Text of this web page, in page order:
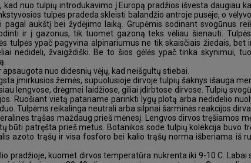
kad nuo tulpių introdukavimo į Europą pradžios išvesta daugiau
tulpės pradeda skleisti balandžio antroje pusėje, o
aukštį bei žydėjimo laiką. Grupėmis sodinant svogūnus
ir į gazonus, tik tuomet gazoną teks vėliau šienauti.
tulpės ypač pagyvina alpinariumus ne tik skaisčiais žiedais,
nedideli, žvaigždiški. Be to šios gėlės ypač tinka skynimui,
nuo didesnių vėjų, kad neišgultų stiebai.
įmirkusios žemės, supuolusioje dirvoje tulpių šaknys išauga
lengvose, drėgmei laidžiose, giliai įdirbtose dirvose. Tulpių
Ruošiant vietą patariame parinkti lygų plotą arba nedidelio
Tulpėms reikalinga neutrali arba silpnai šarminės reakcijos dirva
trąšas maždaug prieš mėnesį. Lengvos dirvos tręšiamos
būti patręšta prieš metus. Botanikos sode tulpių kolekcija buvo
azoto trąšų ir visa fosforo bei kalio trąšų norma išberiama iš
pradžioje, kuomet dirvos temperatūra nukrenta iki 9-10 C.